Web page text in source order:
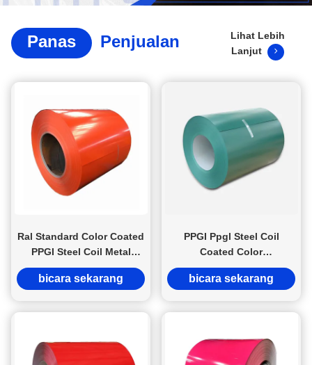
Panas Penjualan
Lihat Lebih
Lanjut
Ral Standard Color Coated
PPGI Steel Coil Metal
Sheet Roll PVDF Coating 9
Warna
bicara sekarang
PPGI Ppgl Steel Coil
Coated Color
JIS/BIS/ASTM Certified
Roofing Materials Steel
bicara sekarang